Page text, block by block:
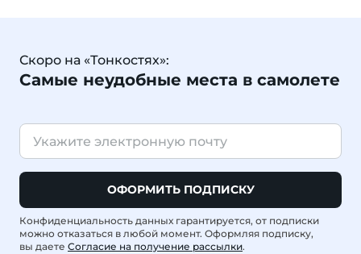
Скоро на «Тонкостях»:
Самые неудобные места в самолете
ОФОРМИТЬ ПОДПИСКУ
Конфиденциальность данных гарантируется, от подписки
можно отказаться в любой момент. Оформляя подписку,
вы даете Согласие на получение рассылки.